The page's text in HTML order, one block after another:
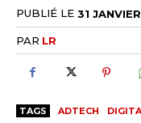
PUBLIÉ LE 31
PAR LR
TAGS ADTECH